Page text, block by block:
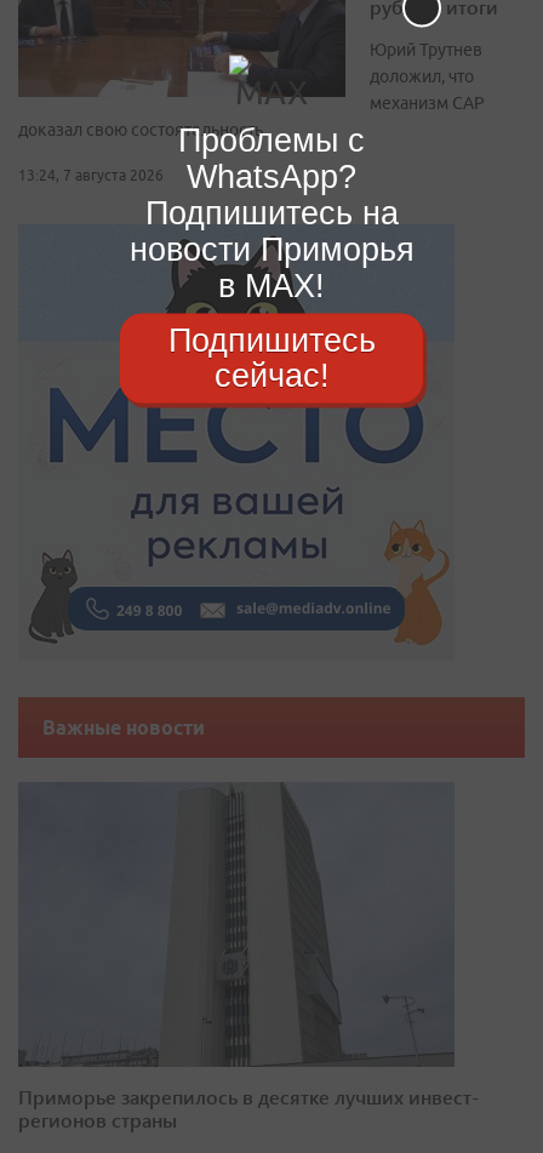
рублей: итоги
Юрий Трутнев
доложил, что
механизм САР
доказал свою состоятельность
13:24, 7 августа 2026
Важные новости
Приморье закрепилось в десятке лучших инвест-
регионов страны
Проблемы с
WhatsApp?
Подпишитесь на
новости Приморья
в MAX!
Подпишитесь
сейчас!